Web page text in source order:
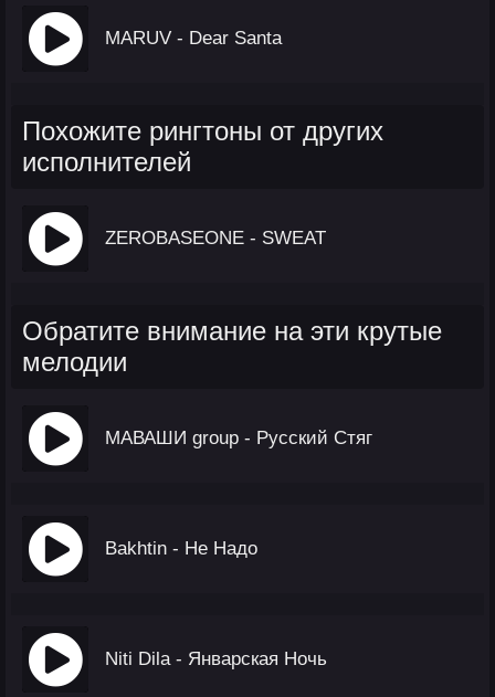
MARUV - Dear Santa
Похожите рингтоны от других
исполнителей
ZEROBASEONE - SWEAT
Обратите внимание на эти крутые
мелодии
МАВАШИ group - Русский Стяг
Bakhtin - Не Надо
Niti Dila - Январская Ночь